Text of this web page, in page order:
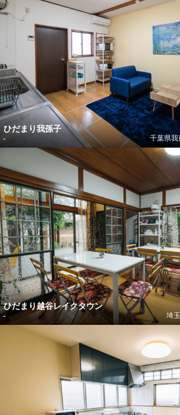
ひだまり我孫子
千葉県我
-
ひだまり越谷レイクタウン
埼
-